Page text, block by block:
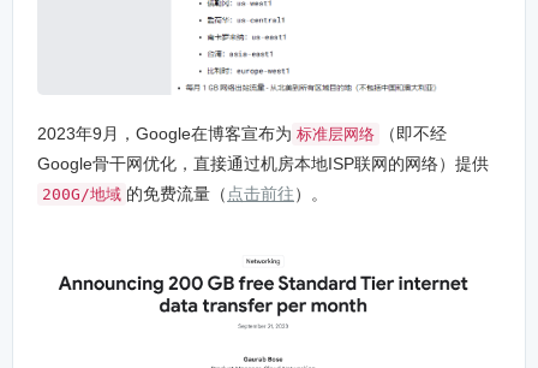
2023年9月，Google在博客宣布为 标准层网络
（即不经
Google骨干网优化，直接通过机房本地ISP联网的网络）提供
200G/地域 的免费流量（ 点击前往）。